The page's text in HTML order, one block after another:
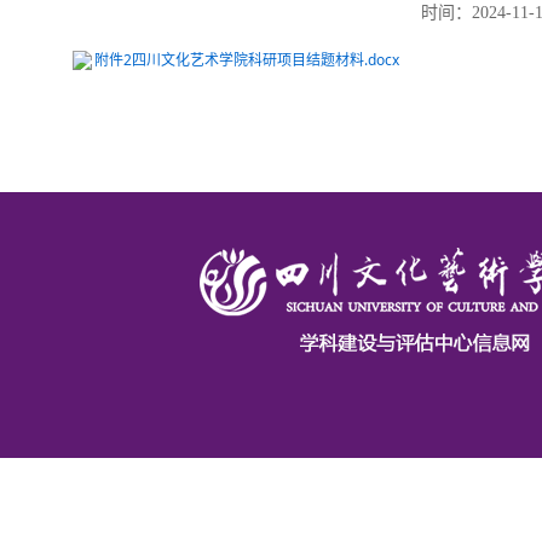
时间：2024-
附件2四川文化艺术学院科研项目结题材料.docx